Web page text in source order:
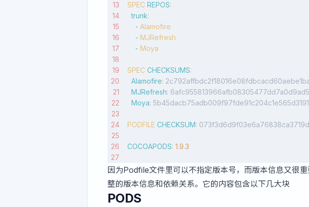
SPEC REPOS:
  trunk
:
    -
Alamofire
    -
MJRefresh
    -
Moya
SPEC CHECKSUMS:
  Alamofire
:
  MJRefresh
:
  Moya
:
PODFILE CHECKSUM:
COCOAPODS: 1.9.3
因为Podfile文件里可以不指定版本号，而版本信息又很
整的版本信息和依赖关系。它的内容包含以下几大块
PODS